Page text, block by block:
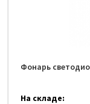
Фонарь
На складе: